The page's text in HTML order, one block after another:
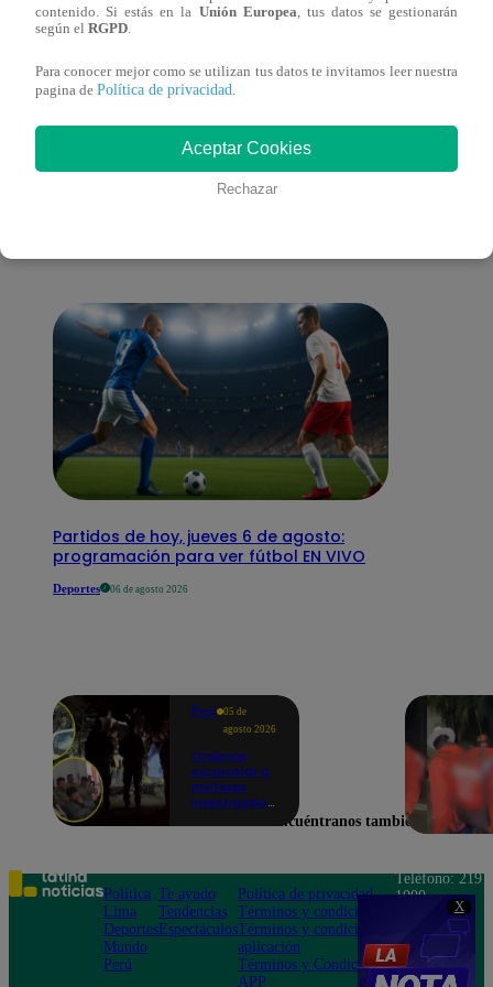
X
galería en San Juan de Lurigancho
También te puede
Partidos de hoy, jueves 6 de agosto:
programación para ver fútbol EN VIVO
Deportes 06 de agosto 2026
Perú
05 de
agosto 2026
Ordenan
excarcelar a
militares
investigados
Colcabamba
contenido. Si estás en la Unión Europea , tus datos se gestionarán
según el RGPD
Para conocer mejor como se utilizan tus datos te invitamos leer nuestra
pagina de Política de privacidad
Aceptar Cookies
Rechazar
Encuéntranos también en
Política
Lima
Deportes
Mundo
Perú
Te ayudo
Tendencias
Espectáculos
Política de privacidad
Términos y condiciones
Términos y condiciones
aplicación
Términos y Condiciones
APP
Teléfono: 219
1000
Felipe 968
Jesús María